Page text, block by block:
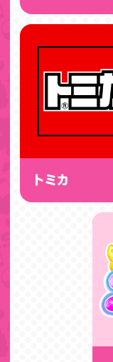
トミカ